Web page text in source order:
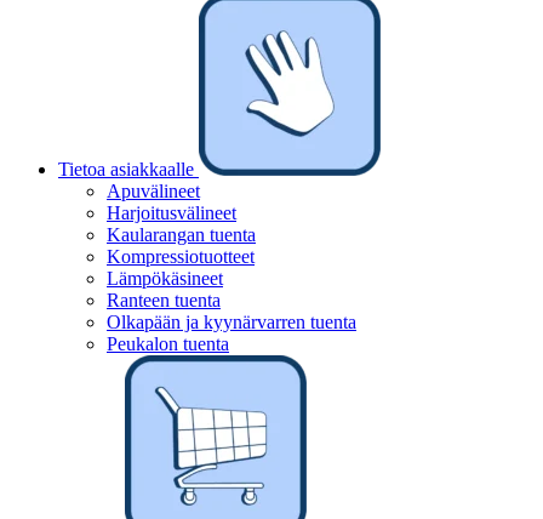
Tietoa asiakkaalle
Apuvälineet
Harjoitusvälineet
Kaularangan tuenta
Kompressiotuotteet
Lämpökäsineet
Ranteen tuenta
Olkapään ja kyynärvarren tuenta
Peukalon tuenta